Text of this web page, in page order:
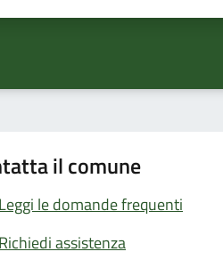
il comune
Leggi le domande frequenti
Richiedi assistenza